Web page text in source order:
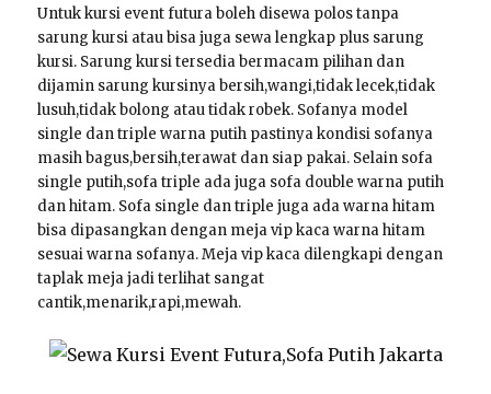
Untuk kursi event futura boleh disewa polos tanpa
sarung kursi atau bisa juga sewa lengkap plus sarung
kursi. Sarung kursi tersedia bermacam pilihan dan
dijamin sarung kursinya bersih,wangi,tidak lecek,tidak
lusuh,tidak bolong atau tidak robek. Sofanya model
single dan triple warna putih pastinya kondisi sofanya
masih bagus,bersih,terawat dan siap pakai. Selain sofa
single putih,sofa triple ada juga sofa double warna putih
dan hitam. Sofa single dan triple juga ada warna hitam
bisa dipasangkan dengan meja vip kaca warna hitam
sesuai warna sofanya. Meja vip kaca dilengkapi dengan
taplak meja jadi terlihat sangat
cantik,menarik,rapi,mewah.